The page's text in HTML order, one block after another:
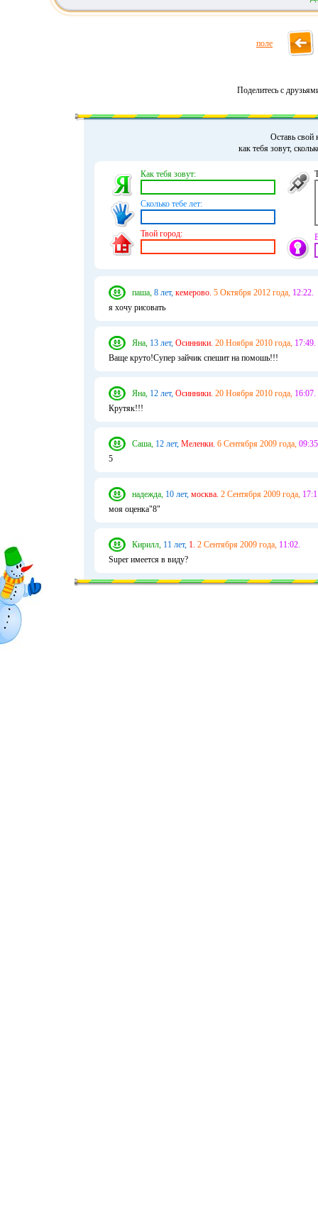
поле
Поделитесь с
Оставь свой
как тебя зовут,
Как тебя зовут:
Сколько тебе лет:
Твой город:
паша, 8 лет, кемерово. 5 Октября 2012 года, 12:22.
я хочу рисовать
Яна, 13 лет, Осинники. 20 Ноября 2010 года, 17:49.
Ваще круто!Супер зайчик спешит на помошь!!!
Яна, 12 лет, Осинники. 20 Ноября 2010 года, 16:07.
Крутяк!!!
Саша, 12 лет, Меленки. 6 Сентября 2009 года,
5
надежда, 10 лет, москва. 2 Сентября 2009 года,
моя оценка"8"
Кирилл, 11 лет, 1. 2 Сентября 2009 года, 11:02.
Super имеется в виду?